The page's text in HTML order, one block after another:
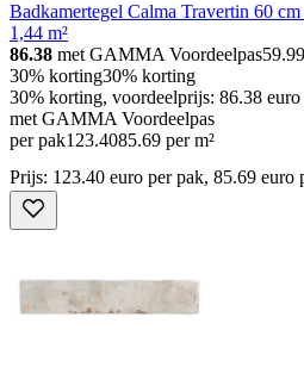
Badkamertegel Calma Travertin 60
1,44 m²
86.38 met GAMMA Voordeelpas59.99
30% korting30% korting
30% korting, voordeelprijs: 86.38
met GAMMA Voordeelpas
per pak123.4085.69 per m²
Prijs: 123.40 euro per pak, 85.69 euro